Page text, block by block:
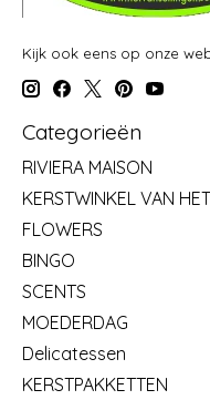
Kijk ook eens op onze
Categorieën
RIVIERA MAISON
KERSTWINKEL VAN
FLOWERS
BINGO
SCENTS
MOEDERDAG
Delicatessen
KERSTPAKKETTEN